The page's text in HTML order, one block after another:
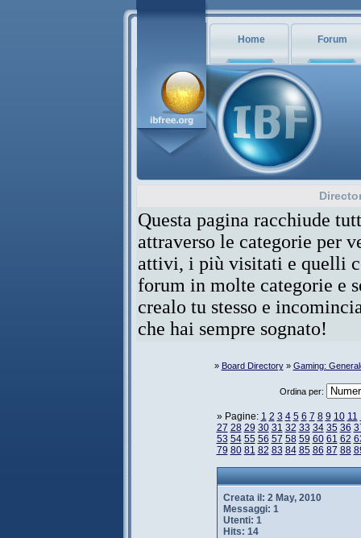
Home Forum
Questa pagina racchiude
attraverso le categorie per
attivi, i più visitati e quelli
forum in molte categorie e
crealo tu stesso e
che hai sempre sognato!
» Board Directory» Gaming:
Ordina per:
» Pagine: 1 2 3 4 5 6 7 8 9 10 11
27 28 29 30 31 32 33 34 35 36
53 54 55 56 57 58 59 60 61 62
79 80 81 82 83 84 85 86 87 88
Creata il: 2 May, 2010
Messaggi: 1
Utenti: 1
Hits: 14